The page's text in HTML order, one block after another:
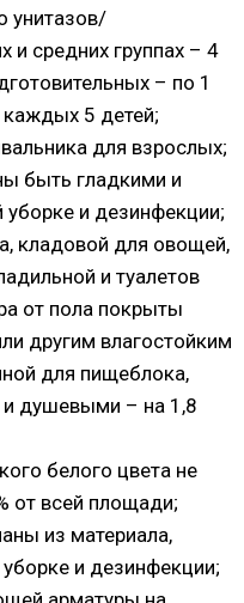
унитазов/
средних группах – 4
– по 1
каждых 5 детей;
для взрослых;
быть гладкими и
и дезинфекции;
кладовой для овощей,
и туалетов
от пола покрыты
другим влагостойким
для пищеблока,
душевыми – на 1,8
белого цвета не
от всей площади;
из материала,
и дезинфекции;